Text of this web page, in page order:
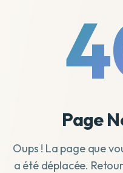
Page
Oups ! La page que
a été déplacée.